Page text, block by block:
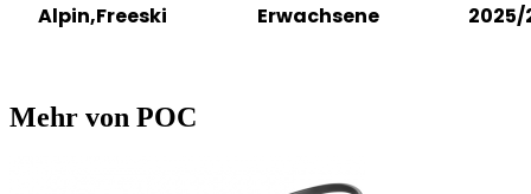
Alpin,Freeski Erwachsene 2025/
Mehr von POC